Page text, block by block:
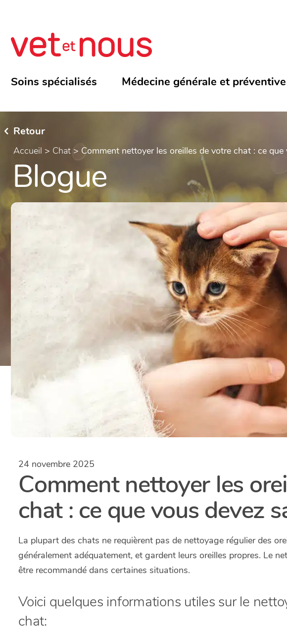
Soins spécialisés Médecine générale et préventive
Retour
Accueil > Chat > Comment nettoyer les oreilles de votre chat : ce
Blogue
24 novembre 2025
Comment nettoyer les
chat : ce que vous devez
La plupart des chats ne requièrent pas de nettoyage régulier des
généralement adéquatement, et gardent leurs oreilles propres. Le
être recommandé dans certaines situations.
Voici quelques informations utiles sur le
chat: